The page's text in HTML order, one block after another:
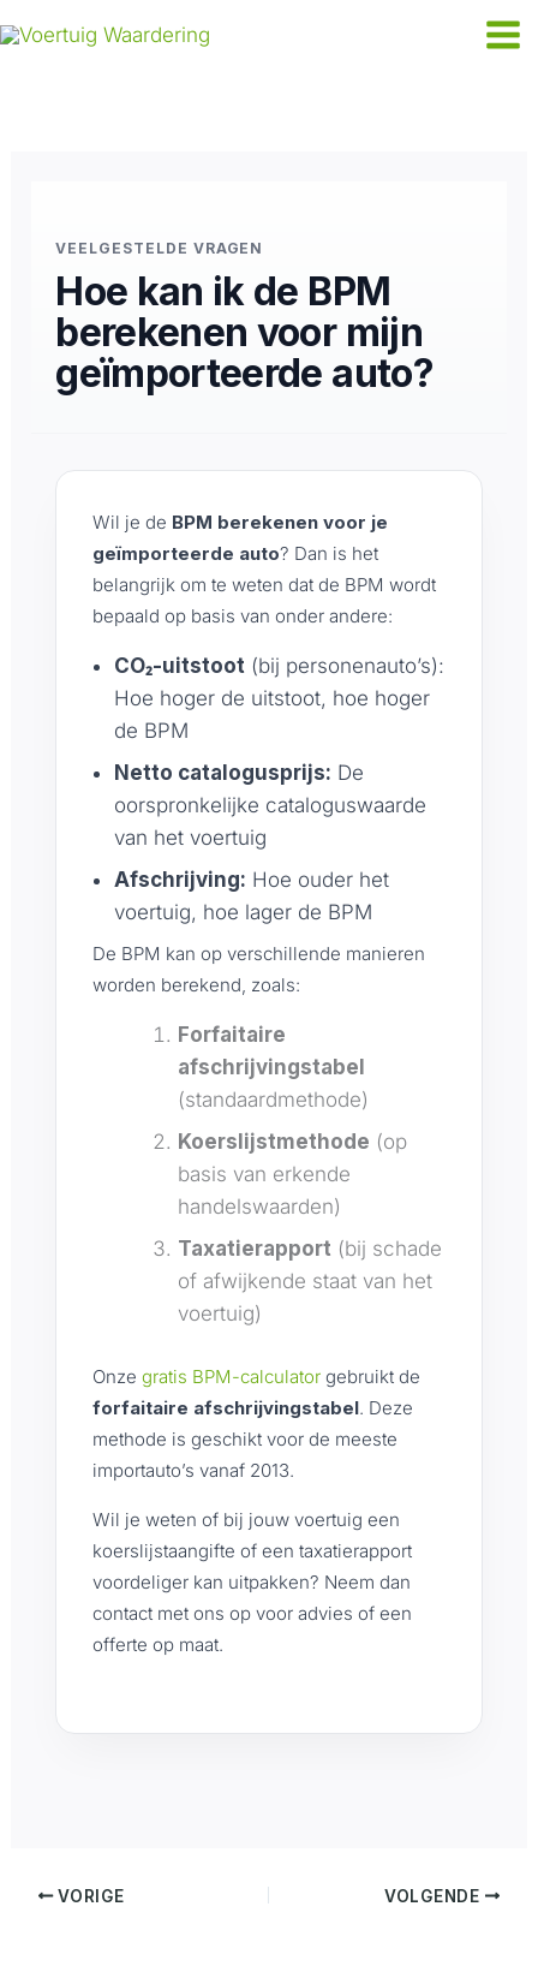
naar
VEELGESTELDE VRAGEN
Hoe kan ik de BPM
berekenen voor mijn
geïmporteerde auto?
Wil je de BPM berekenen voor je
geïmporteerde auto? Dan is het
belangrijk om te weten dat de BPM wordt
bepaald op basis van onder andere:
CO₂-uitstoot (bij personenauto’s):
Hoe hoger de uitstoot, hoe hoger
de BPM
Netto catalogusprijs: De
oorspronkelijke cataloguswaarde
van het voertuig
Afschrijving: Hoe ouder het
voertuig, hoe lager de BPM
De BPM kan op verschillende manieren
worden berekend, zoals:
Forfaitaire
afschrijvingstabel
(standaardmethode)
Koerslijstmethode (op
basis van erkende
handelswaarden)
Taxatierapport (bij schade
of afwijkende staat van het
voertuig)
Onzegratis BPM-calculator gebruikt de
forfaitaire afschrijvingstabel. Deze
methode is geschikt voor de meeste
importauto’s vanaf 2013.
Wil je weten of bij jouw voertuig een
koerslijstaangifte of een taxatierapport
voordeliger kan uitpakken? Neem dan
contact met ons op voor advies of een
offerte op maat.
VORIGE VOLGENDE